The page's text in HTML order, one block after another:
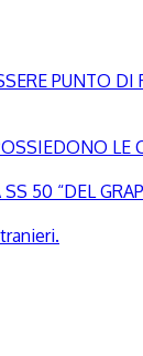
PUNTO
LE
50 “DEL